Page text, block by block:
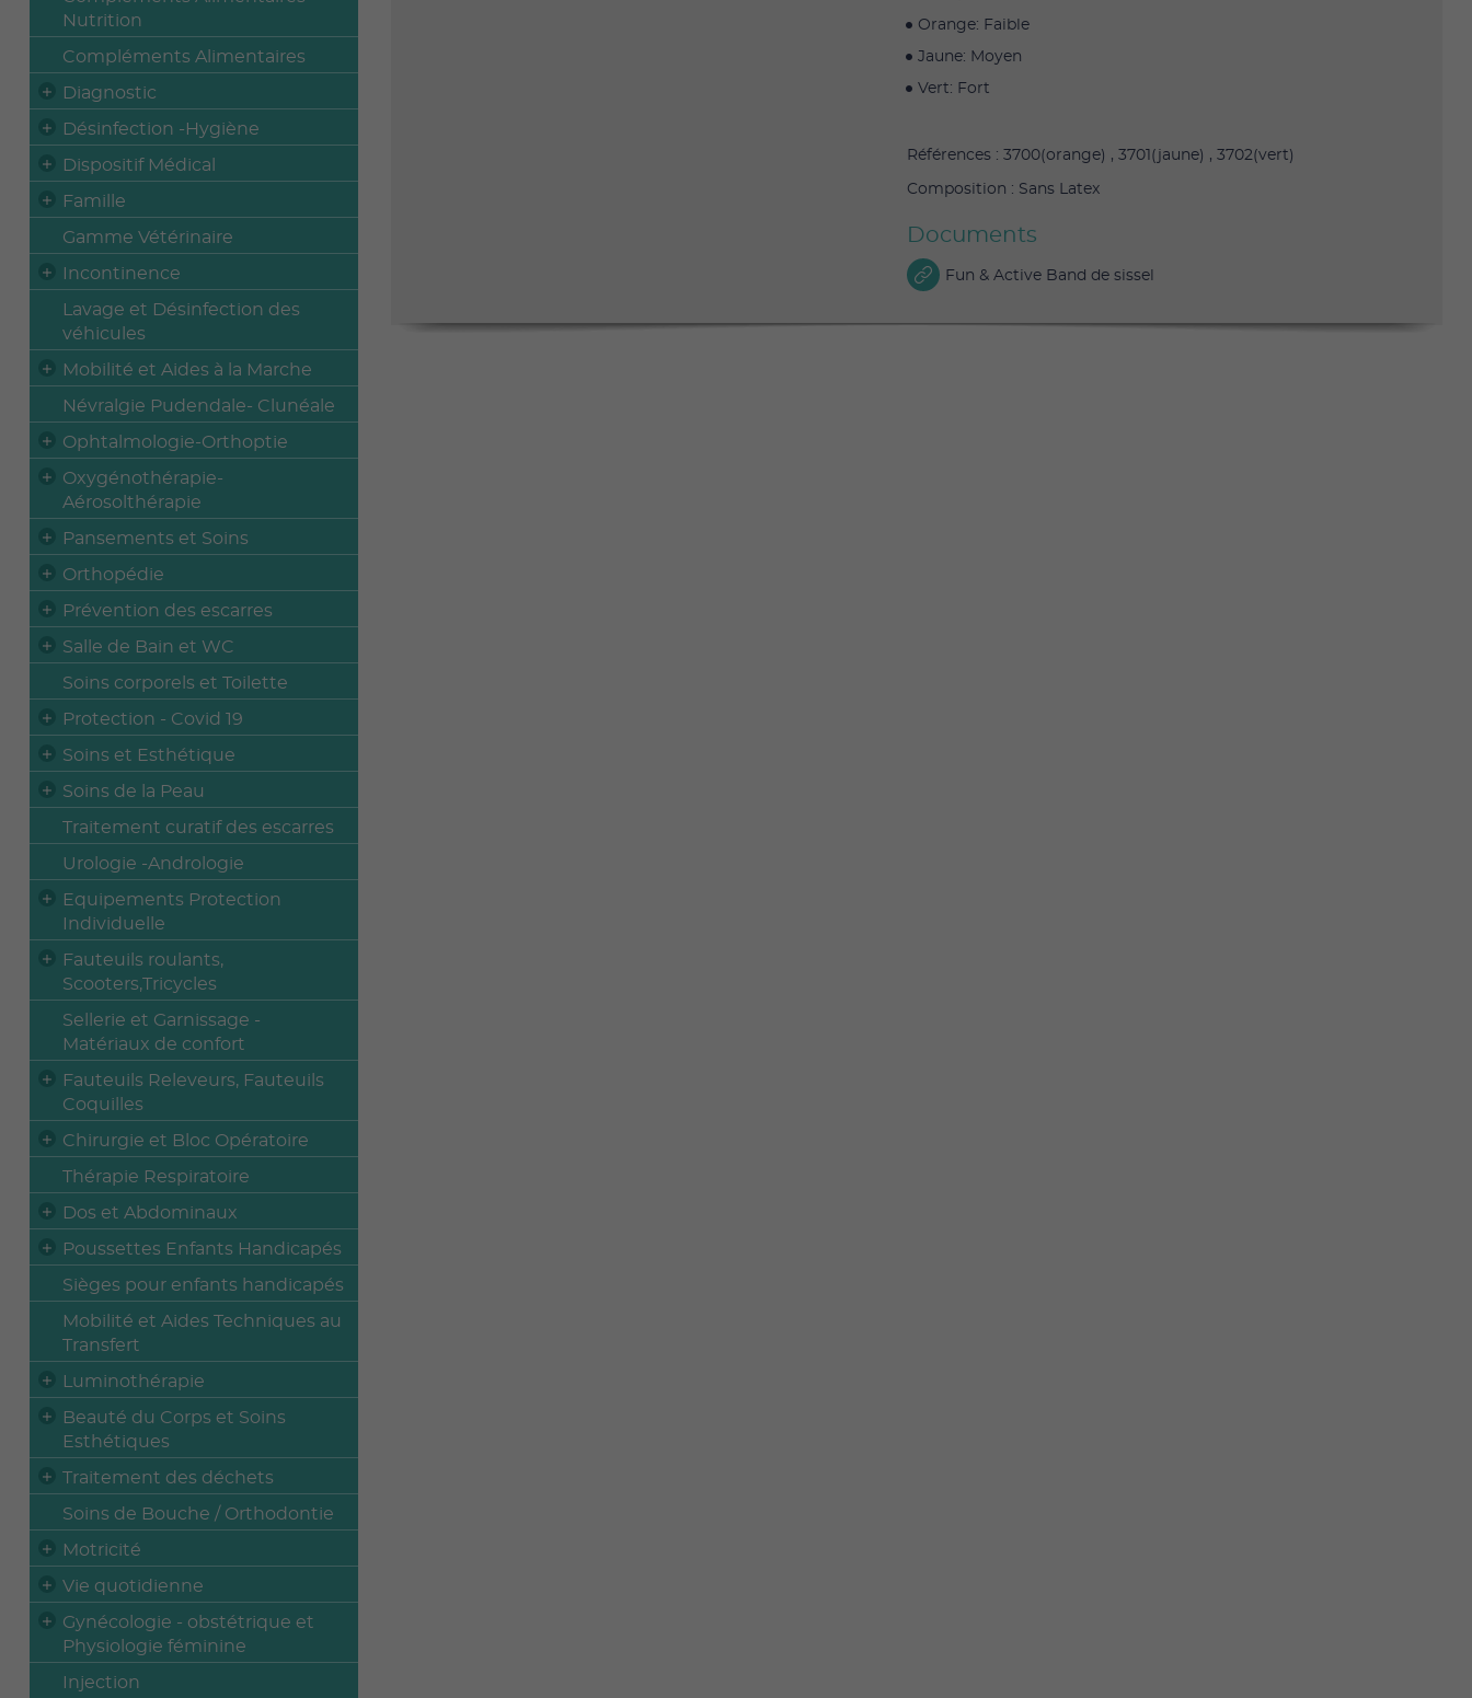
Nutrition
Compléments Alimentaires
Diagnostic
Désinfection -Hygiène
Dispositif Médical
Famille
Gamme Vétérinaire
Incontinence
Lavage et Désinfection des
véhicules
Mobilité et Aides à la Marche
Névralgie Pudendale- Clunéale
Ophtalmologie-Orthoptie
Oxygénothérapie-
Aérosolthérapie
Pansements et Soins
Orthopédie
Prévention des escarres
Salle de Bain et WC
Soins corporels et Toilette
Protection - Covid 19
Soins et Esthétique
Soins de la Peau
Traitement curatif des escarres
Urologie -Andrologie
Equipements Protection
Individuelle
Fauteuils roulants,
Scooters,Tricycles
Sellerie et Garnissage -
Matériaux de confort
Fauteuils Releveurs, Fauteuils
Coquilles
Chirurgie et Bloc Opératoire
Thérapie Respiratoire
Dos et Abdominaux
Poussettes Enfants Handicapés
Sièges pour enfants handicapés
Mobilité et Aides Techniques au
Transfert
Luminothérapie
Beauté du Corps et Soins
Esthétiques
Traitement des déchets
Soins de Bouche / Orthodontie
Motricité
Vie quotidienne
Gynécologie - obstétrique et
Physiologie féminine
Injection
Orange: Faible
Jaune: Moyen
Vert: Fort
Références : 3700(orange) , 3701(jaune) , 3702(vert)
Composition : Sans Latex
Documents
Fun & Active Band de sissel